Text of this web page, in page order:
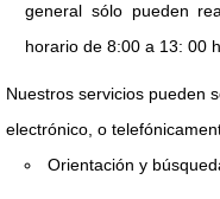
general sólo pueden
horario de 8:00 a 13: 00
Nuestros servicios pueden
electrónico, o
Orientación y